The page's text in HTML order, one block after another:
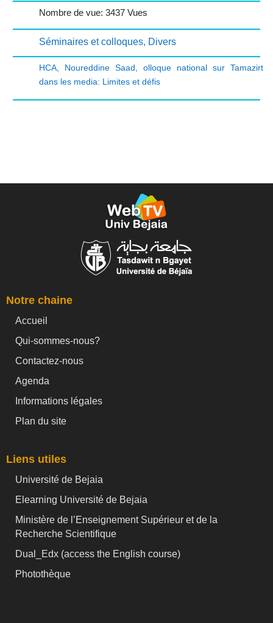
Nombre de vue: 3437 Vues
Séminaires et colloques, Divers
HCA, Noureddine Saad
olloque national sur Tamazirt
dans les media: Limites et défis
Notre chaine
Accueil
Qui-sommes-nous?
Contactez-nous
Agenda
Informations légales
Plan du site
Liens utiles
Université de Bejaia
Elearning Université de Bejaia
Ministère de l’Enseignement Supérieur et de la
Recherche Scientifique
Dual_Edx (access the English course)
Photothèque